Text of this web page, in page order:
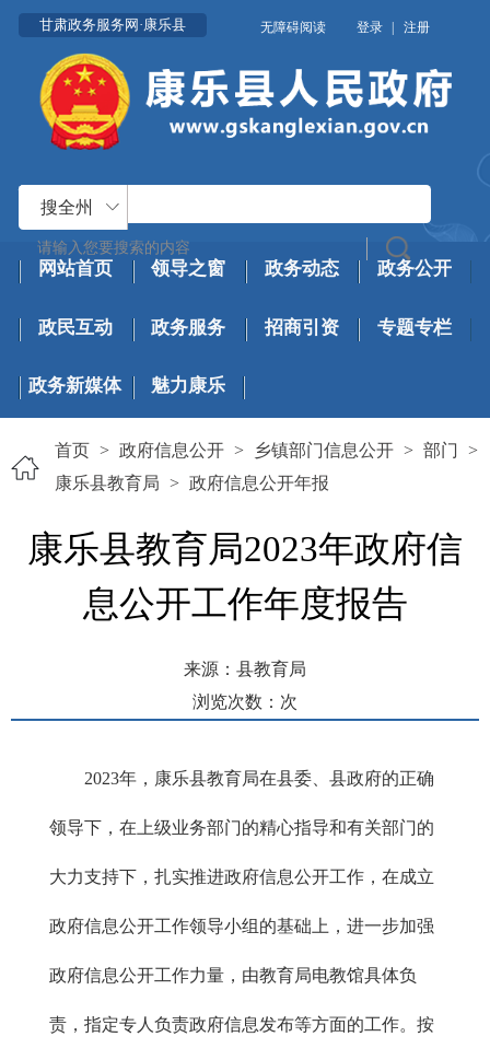
甘肃政务服务网·康乐县 无障碍阅读 登录 | 注册
搜全州
网站首页 领导之窗 政务动态 政务公开
政民互动 政务服务 招商引资 专题专栏
政务新媒体 魅力康乐
首页 > 政府信息公开 > 乡镇部门信息公开 > 部门
>
康乐县教育局 > 政府信息公开年报
康乐县教育局2023年政府信
息公开工作年度报告
来源：县教育局
浏览次数： 次
2023年，康乐县教育局在县委、县政府的正确
领导下，在上级业务部门的精心指导和有关部门的
大力支持下，扎实推进政府信息公开工作，在成立
政府信息公开工作领导小组的基础上，进一步加强
政府信息公开工作力量，由教育局电教馆具体负
责，指定专人负责政府信息发布等方面的工作。按